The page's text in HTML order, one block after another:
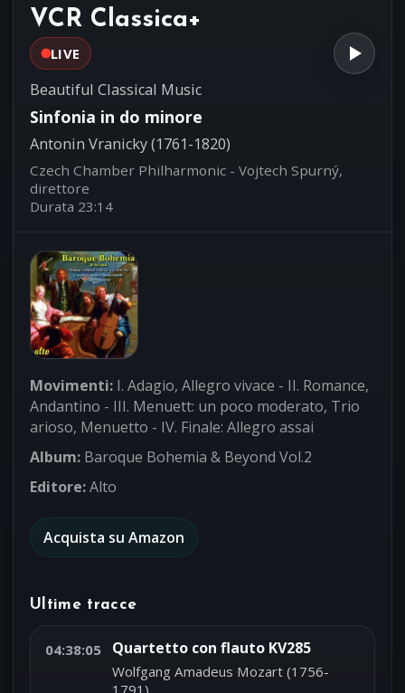
Casazza, violino solista e direzione
VCR Classica+
LIVE
Beautiful Classical Music
Sinfonia in do minore
Antonin Vranicky (1761-1820)
Czech Chamber Philharmonic - Vojtech Spurný,
direttore
Durata 23:14
Movimenti: I. Adagio, Allegro vivace - II. Romance,
Andantino - III. Menuett: un poco moderato, Trio
arioso, Menuetto - IV. Finale: Allegro assai
Album: Baroque Bohemia & Beyond Vol.2
Editore:Alto
Acquista su Amazon
Ultime tracce
04:38:05 Quartetto con flauto KV285
Wolfgang Amadeus Mozart (1756-
1791)